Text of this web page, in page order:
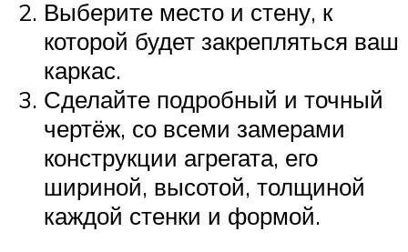
Выберите место и стену, к
которой будет закрепляться ваш
каркас.
Сделайте подробный и точный
чертёж, со всеми замерами
конструкции агрегата, его
шириной, высотой, толщиной
каждой стенки и формой.